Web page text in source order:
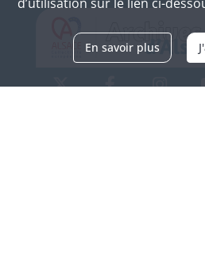
En savoir plus